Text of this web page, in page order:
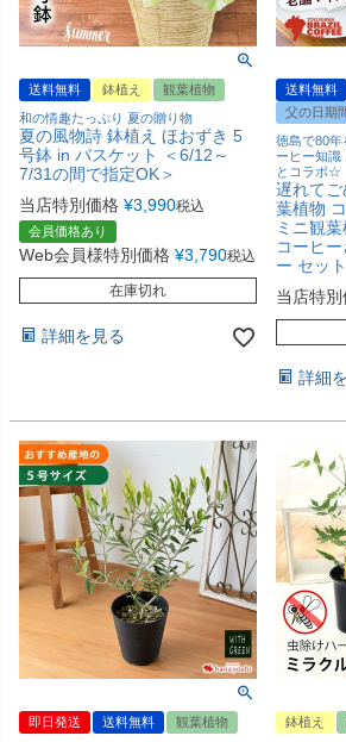
送料無料 鉢植え
観葉植物
和の情趣たっぷり 夏の贈り物
夏の風物詩 鉢植え ほおずき 5
号鉢 in バスケット ＜6/12～
7/31の間で指定OK＞
当店特別価格 ¥3,990税込
会員価格あり
Web会員様特別価格 ¥3,790税込
在庫切れ
詳細を見る
送料無料
父の日期
徳島で80年
ーヒー知識
とコラボ☆
遅れて
葉植物
ミニ観
コーヒ
ー セット
当店特
詳細
即日発送 送料無料
観葉植物
鉢植え